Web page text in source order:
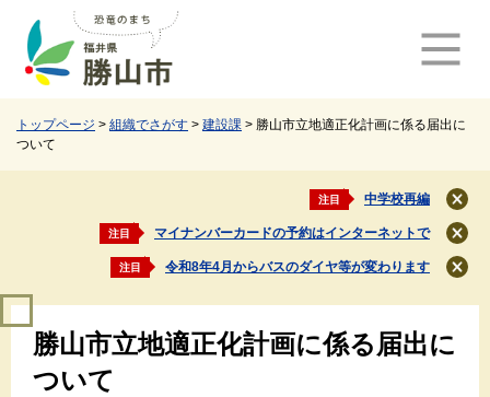
トップページ > 組織でさがす > 建設課 > 勝山市立地適正化計画に係る届出に
ついて
注目 中学校再編
閉
じ
る
注目 マイナンバーカードの予約はインターネットで
閉
じ
る
注目 令和8年4月からバスのダイヤ等が変わります
閉
勝山市立地適正化計画に係る届出に
ついて